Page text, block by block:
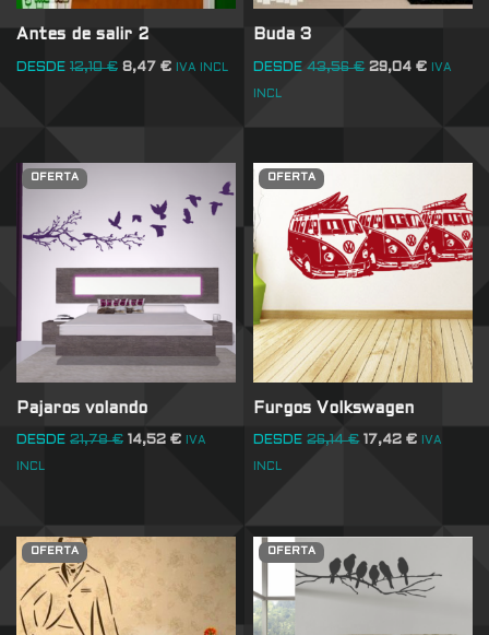
Antes de salir 2
DESDE 12,10€ 8,47 € IVA INCL
Buda 3
DESDE 43,56€ 29,04€ IVA
INCL
OFERTA
Pajaros volando
DESDE 21,78€ 14,52 € IVA
INCL
OFERTA
Furgos Volkswagen
DESDE 26,14€ 17,42€ IVA
INCL
OFERTA OFERTA